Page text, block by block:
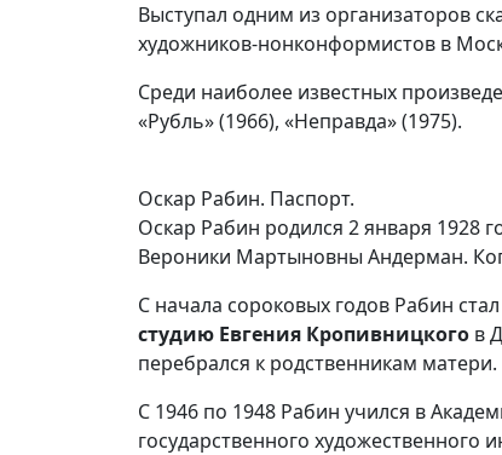
Выступал одним из организаторов
художников-нонконформистов в
Среди наиболее известных
«Рубль» (1966), «Неправда» (1975).
Оскар Рабин. Паспорт.
Оскар Рабин родился 2 января 1928
Вероники Мартыновны Андерман.
С начала сороковых годов Рабин
студию Евгения Кропивницкого в
перебрался к родственникам матери.
С 1946 по 1948 Рабин учился в
государственного художественного